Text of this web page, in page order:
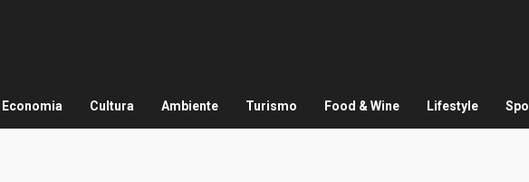
Economia Cultura Ambiente Turismo Food & Wine Lifestyle